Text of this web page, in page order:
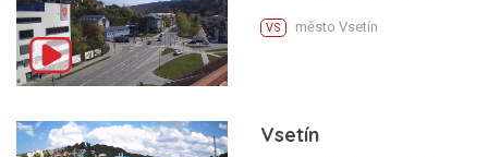
VS město Vsetín
Vsetín